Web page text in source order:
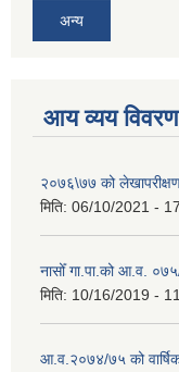
अन्य
आय व्यय विवरण
२०७६\७७ को
मिति: 06/10/2021 -
नासोँ गा.पा.को आ.व.
मिति: 10/16/2019 -
आ.व.२०७४/७५ को